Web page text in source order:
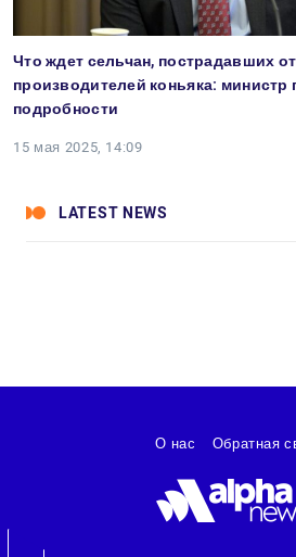
Что ждет сельчан, пострадавших от
производителей коньяка: министр
подробности
15 мая 2025, 14:09
LATEST NEWS
О нас Обратная